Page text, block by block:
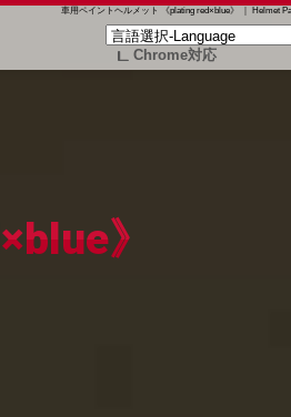
車用ペイントヘルメット 《plating red×blue》 ｜ Helmet
Chrome対応
》